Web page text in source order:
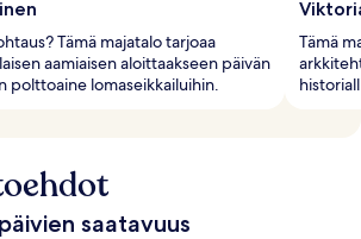
Tämä majatalo tarjoaa
aamiaisen aloittaakseen päivän
polttoaine lomaseikkailuihin.
Tämä
saatavuus